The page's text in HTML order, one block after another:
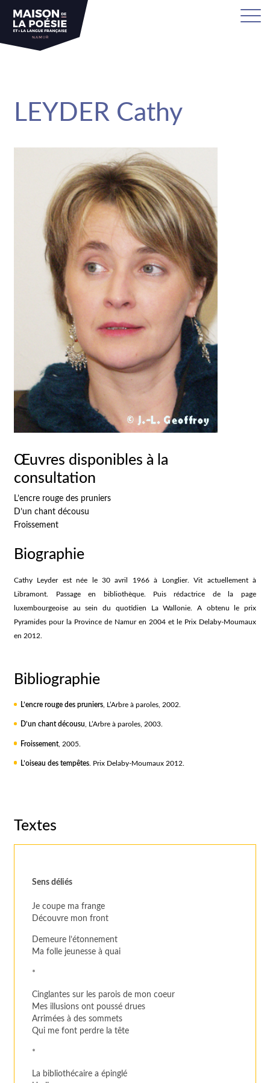
LEYDER Cathy
Œuvres disponibles à la
consultation
L’encre rouge des pruniers
D’un chant décousu
Froissement
Biographie
Cathy Leyder est née le 30 avril 1966 à Longlier. Vit actuellement à
Libramont. Passage en bibliothèque. Puis rédactrice de la page
luxembourgeoise au sein du quotidien La Wallonie. A obtenu le prix
Pyramides pour la Province de Namur en 2004 et le Prix Delaby-Moumaux
en 2012.
Bibliographie
L’encre rouge des pruniers, L’Arbre à paroles, 2002.
D’un chant décousu , L’Arbre à paroles, 2003.
Froissement, 2005.
L’oiseau des tempêtes. Prix Delaby-Moumaux 2012.
Textes
Sens déliés
Je coupe ma frange
Découvre mon front
Demeure l’étonnement
Ma folle jeunesse à quai
*
Cinglantes sur les parois de mon coeur
Mes illusions ont poussé drues
Arrimées à des sommets
Qui me font perdre la tête
*
La bibliothécaire a épinglé